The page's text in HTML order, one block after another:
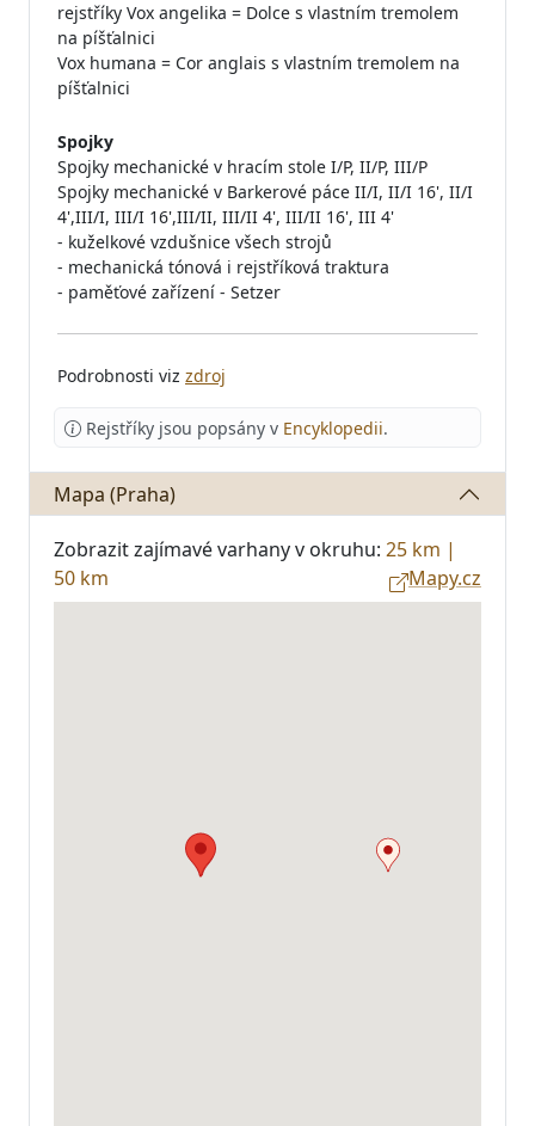
rejstříky Vox angelika = Dolce s vlastním tremolem
na píšťalnici
Vox humana = Cor anglais s vlastním tremolem na
píšťalnici
Spojky
Spojky mechanické v hracím stole I/P, II/P, III/P
Spojky mechanické v Barkerové páce II/I, II/I 16', II/I
4',III/I, III/I 16',III/II, III/II 4', III/II 16', III 4'
- kuželkové vzdušnice všech strojů
- mechanická tónová i rejstříková traktura
- paměťové zařízení - Setzer
Podrobnosti viz zdroj
Rejstříky jsou popsány v Encyklopedii.
Mapa (Praha)
Zobrazit zajímavé varhany v okruhu: 25 km |
50 km
Mapy.cz